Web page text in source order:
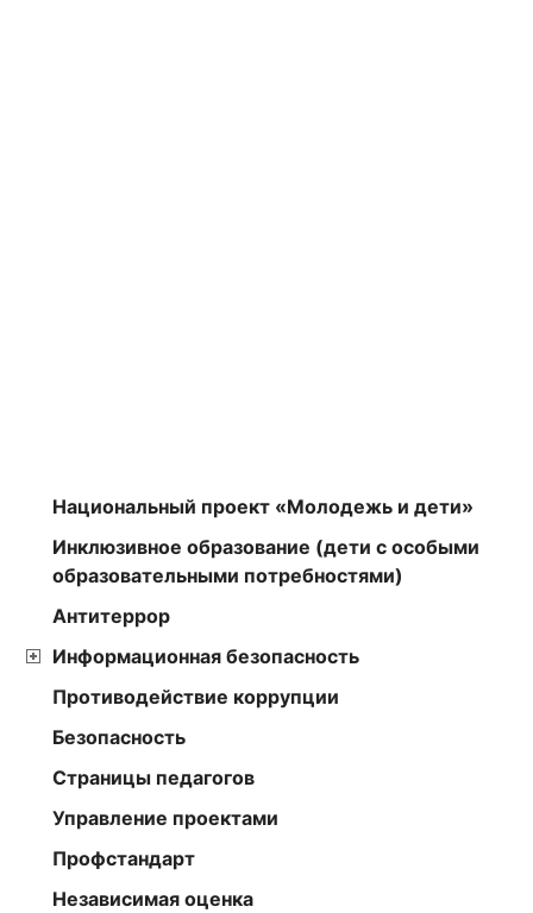
Национальный проект «Молодежь и дети»
Инклюзивное образование (дети с особыми
образовательными потребностями)
Антитеррор
Информационная безопасность
Противодействие коррупции
Безопасность
Страницы педагогов
Управление проектами
Профстандарт
Независимая оценка